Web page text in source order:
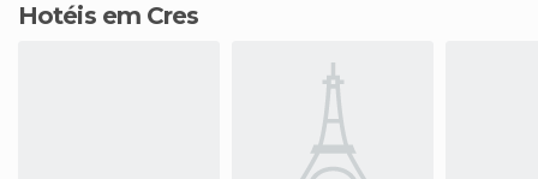
Hotéis em Cres